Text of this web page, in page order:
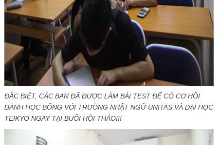
ĐẶC BIỆT, CÁC BẠN ĐÃ ĐƯỢC LÀM BÀI TEST ĐỂ CÓ CƠ HỘI
DÀNH HỌC BỔNG VỚI TRƯỜNG NHẬT NGỮ UNITAS VÀ ĐẠI HỌC
TEIKYO NGAY TẠI BUỔI HỘI THẢO!!!